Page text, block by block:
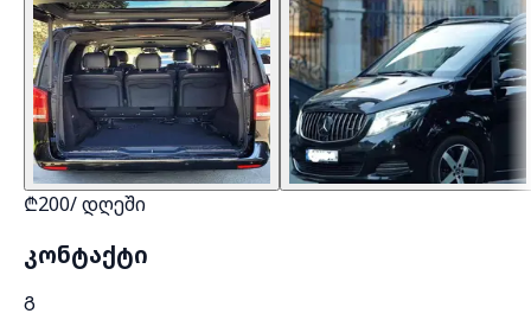
₾200/დღეში
კონტაქტი
Გ